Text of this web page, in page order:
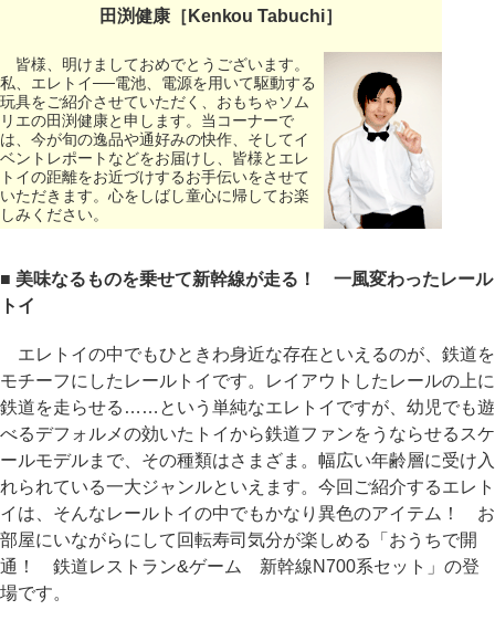
田渕健康［Kenkou Tabuchi］
皆様、明けましておめでとうございます。
私、エレトイ──電池、電源を用いて駆動する
玩具をご紹介させていただく、おもちゃソム
リエの田渕健康と申します。当コーナーで
は、今が旬の逸品や通好みの快作、そしてイ
ベントレポートなどをお届けし、皆様とエレ
トイの距離をお近づけするお手伝いをさせて
いただきます。心をしばし童心に帰してお楽
しみください。
■ 美味なるものを乗せて新幹線が走る！ 一風変わったレール
トイ
エレトイの中でもひときわ身近な存在といえるのが、鉄道を
モチーフにしたレールトイです。レイアウトしたレールの上に
鉄道を走らせる……という単純なエレトイですが、幼児でも遊
べるデフォルメの効いたトイから鉄道ファンをうならせるスケ
ールモデルまで、その種類はさまざま。幅広い年齢層に受け入
れられている一大ジャンルといえます。今回ご紹介するエレト
イは、そんなレールトイの中でもかなり異色のアイテム！ お
部屋にいながらにして回転寿司気分が楽しめる「おうちで開
通！ 鉄道レストラン&ゲーム 新幹線N700系セット」の登
場です。